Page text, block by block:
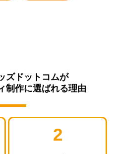
ズドットコムが
制作に選ばれる理由
2